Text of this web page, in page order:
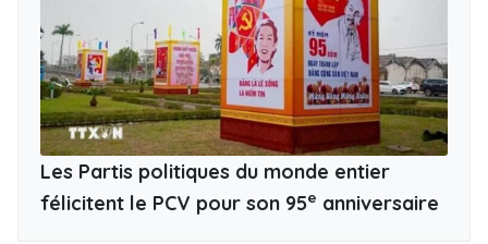
Les Partis politiques du monde entier
félicitent le PCV pour son 95e anniversaire